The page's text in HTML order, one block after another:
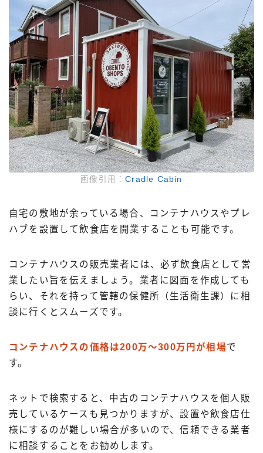
Follow Me
画像引用：Cradle Cabin
自宅の敷地が余っている場合、コンテナハウスやプレ
ハブを設置して飲食店を開業することも可能です。
コンテナハウスの販売業者には、必ず飲食店として営
業したい旨を伝えましょう。業者に図面を作成しても
らい、それを持って管轄の保健所（生活衛生課）に相
談に行くとスムーズです。
コンテナハウスの価格は200万～300万円が相場で
す。
ネットで検索すると、中古のコンテナハウスを個人販
売しているケースも見つかりますが、設置や飲食店仕
様にするのが難しい場合が多いので、信頼できる業者
に相談することをお勧めします。